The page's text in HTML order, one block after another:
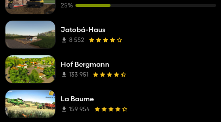
25%
Jatobá-Haus
8 552
Hof Bergmann
133 951
La Baume
159 954